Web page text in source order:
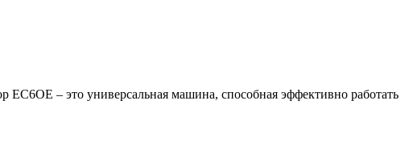
– это универсальная машина, способная эффективно работать